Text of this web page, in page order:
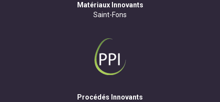
Matériaux Innovants
Saint-Fons
Procédés Innovants